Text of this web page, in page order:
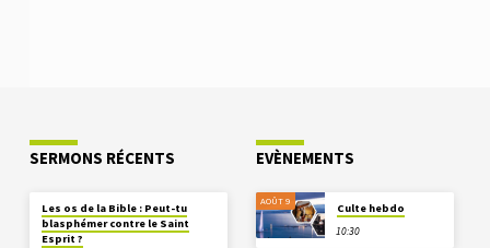
SERMONS RÉCENTS
Les os de la Bible : Peut-tu
blasphémer contre le Saint
Esprit ?
EVÈNEMENTS
AOÛT 9
Culte hebdo
10:30